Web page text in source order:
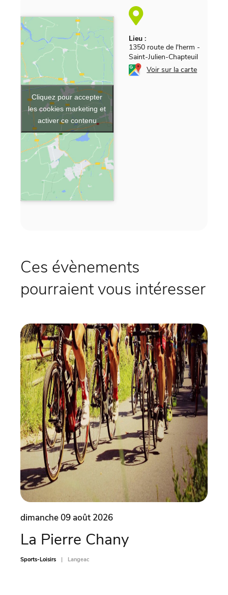
Lieu :
1350 route de l'herm -
Saint-Julien-Chapteuil
Voir sur la carte
Cliquez pour accepter
les cookies marketing et
activer ce contenu
Ces évènements
pourraient vous intéresser
dimanche 09 août 2026
La Pierre Chany
Sports-Loisirs Langeac